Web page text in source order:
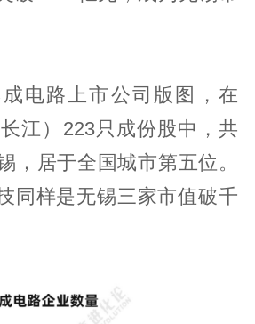
电路上市公司版图，在
江）223只成份股中，共
，居于全国城市第五位。
同样是无锡三家市值破千